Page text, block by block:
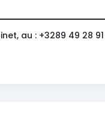
au : +3289 49 28 91